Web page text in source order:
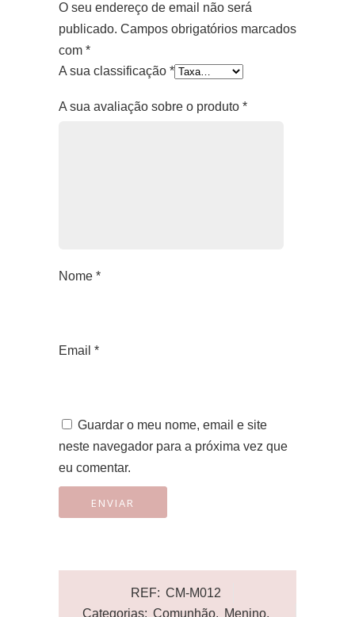
O seu endereço de email não será
publicado. Campos obrigatórios marcados
com *
A sua classificação *
A sua avaliação sobre o produto *
Nome *
Email *
Guardar o meu nome, email e site
neste navegador para a próxima vez que
eu comentar.
REF: CM-M012
Categorias: Comunhão, Menino,